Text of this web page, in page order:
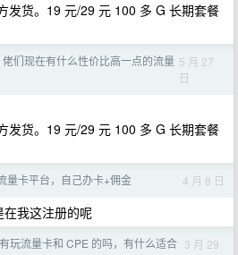
发货。19 元/29 元 100 多 G 长期套餐
佬们现在有什么性价比高一点的流量 5 月 27
日
发货。19 元/29 元 100 多 G 长期套餐
量卡平台，自己办卡+佣金 4 月 8 日
我这注册的呢
有玩流量卡和 CPE 的吗，有什么适合 3 月 29